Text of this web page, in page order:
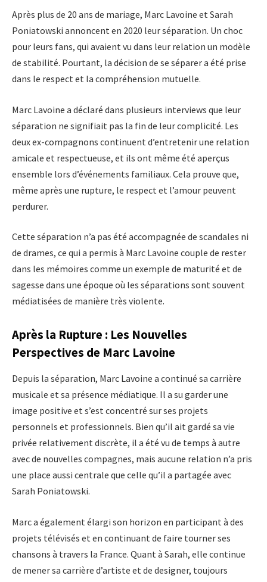
Après plus de 20 ans de mariage, Marc Lavoine et Sarah
Poniatowski annoncent en 2020 leur séparation. Un choc
pour leurs fans, qui avaient vu dans leur relation un modèle
de stabilité. Pourtant, la décision de se séparer a été prise
dans le respect et la compréhension mutuelle.
Marc Lavoine a déclaré dans plusieurs interviews que leur
séparation ne signifiait pas la fin de leur complicité. Les
deux ex-compagnons continuent d’entretenir une relation
amicale et respectueuse, et ils ont même été aperçus
ensemble lors d’événements familiaux. Cela prouve que,
même après une rupture, le respect et l’amour peuvent
perdurer.
Cette séparation n’a pas été accompagnée de scandales ni
de drames, ce qui a permis à Marc Lavoine couple de rester
dans les mémoires comme un exemple de maturité et de
sagesse dans une époque où les séparations sont souvent
médiatisées de manière très violente.
Après la Rupture : Les Nouvelles
Perspectives de Marc Lavoine
Depuis la séparation, Marc Lavoine a continué sa carrière
musicale et sa présence médiatique. Il a su garder une
image positive et s’est concentré sur ses projets
personnels et professionnels. Bien qu’il ait gardé sa vie
privée relativement discrète, il a été vu de temps à autre
avec de nouvelles compagnes, mais aucune relation n’a pris
une place aussi centrale que celle qu’il a partagée avec
Sarah Poniatowski.
Marc a également élargi son horizon en participant à des
projets télévisés et en continuant de faire tourner ses
chansons à travers la France. Quant à Sarah, elle continue
de mener sa carrière d’artiste et de designer, toujours